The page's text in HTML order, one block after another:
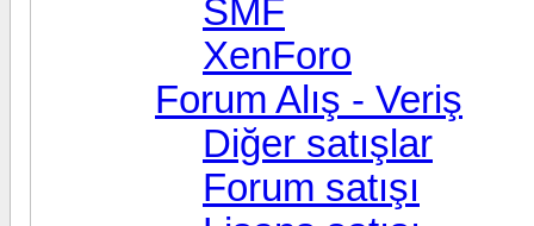
SMF
XenForo
Forum Alış - Veriş
Diğer satışlar
Forum satışı